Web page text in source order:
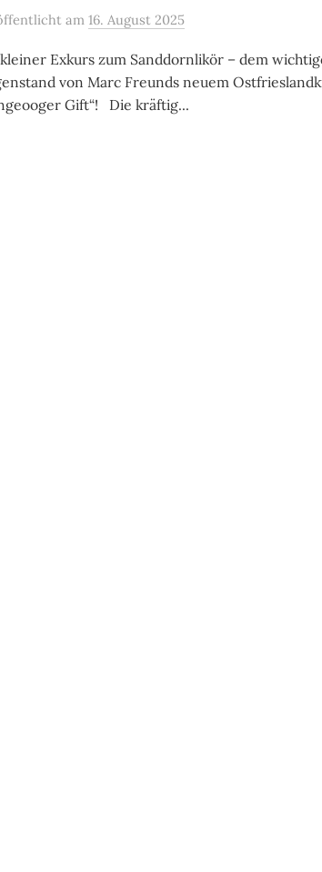
am 16. August 2025
Exkurs zum Sanddornlikör – dem
von Marc Freunds neuem
Gift“! Die kräftig...